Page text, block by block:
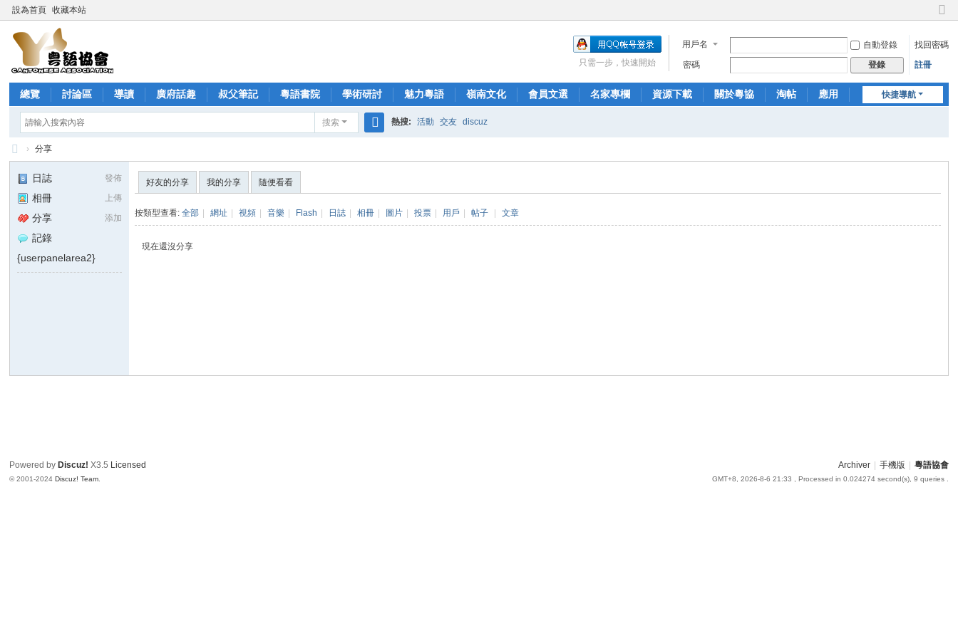
設為首頁 收藏本站
切
到
用戶名 自動登錄
找回密碼
密碼
登錄 註冊
只需一步，快速開始
快捷導航
總覽 討論區 導讀 廣府話趣 叔父筆記 粵語書院 學術研討 魅力粵語 嶺南文化 會員文選 名家專欄 資源下載 關於粵協 淘帖
應用
搜索
索
熱搜: 活動 交友 discuz
語
會
› 分享
發佈
日誌
上傳
相冊
添加
分享
記錄
{userpanelarea2}
好友的分享 我的分享 隨便看看
按類型查看:全部 網址 視頻 音樂 Flash 日誌 相冊 圖片 投票 用戶 帖子 文章
現在還沒分享
Archiver 手機版 粵語協會
GMT+8, 2026-8-6 21:33 , Processed in 0.024274 second(s), 9 queries .
Powered by Discuz! X3.5 Licensed
© 2001-2024Discuz! Team